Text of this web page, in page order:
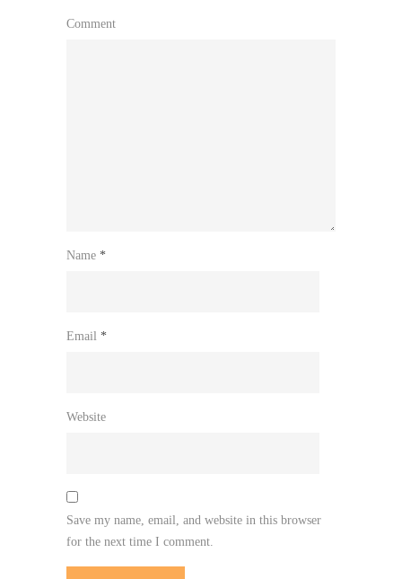
Comment
Name *
Email *
Website
Save my name, email, and website in this browser
for the next time I comment.